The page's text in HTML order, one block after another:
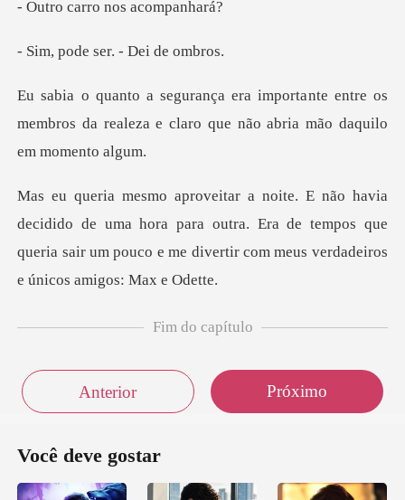
rro nos ac
ser. - Dei
nte entre os
membros da realeza e claro q
uma hora para outra. Era de tempos que
queria sair um pouco e
Fim do capítulo
Anterior Próximo
Você deve gostar